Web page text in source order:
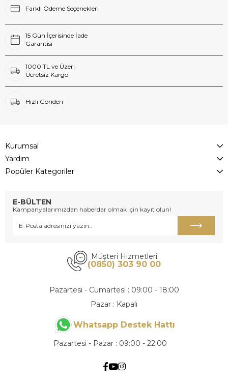
Farklı Ödeme Seçenekleri
15 Gün İçerisinde İade
Garantisi
1000 TL ve Üzeri
Ücretsiz Kargo
Hızlı Gönderi
Kurumsal
Yardım
Popüler Kategoriler
E-BÜLTEN
Kampanyalarımızdan haberdar olmak için kayıt olun!
Müşteri Hizmetleri
(0850) 303 90 00
Pazartesi - Cumartesi : 09:00 - 18:00
Pazar : Kapalı
Whatsapp Destek Hattı
Pazartesi - Pazar : 09:00 - 22:00